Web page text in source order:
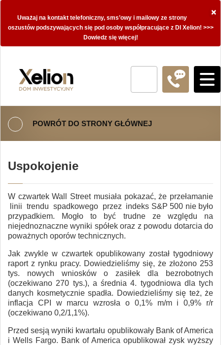
×
Uważaj na kontakt telefoniczny, sms’owy i mailowy ze strony
oszustów podszywających się pod osoby współpracujące z DI Xelion! >>>
Dowiedz się więcej!
POWRÓT DO STRONY GŁÓWNEJ
Uspokojenie
W czwartek Wall Street musiała pokazać, że przełamanie
linii trendu spadkowego przez indeks S&P 500 nie było
przypadkiem. Mogło to być trudne ze względu na
niejednoznaczne wyniki spółek oraz z powodu dotarcia do
poważnych oporów technicznych.
Jak zwykle w czwartek opublikowany został tygodniowy
raport z rynku pracy. Dowiedzieliśmy się, że złożono 253
tys. nowych wniosków o zasiłek dla bezrobotnych
(oczekiwano 270 tys.), a średnia 4. tygodniowa dla tych
danych kosmetycznie spadła. Dowiedzieliśmy się też, że
inflacja CPI w marcu wzrosła o 0,1% m/m i 0,9% r/r
(oczekiwano 0,2/1,1%).
Przed sesją wyniki kwartału opublikowały Bank of America
i Wells Fargo. Bank of America opublikował zysk wyższy